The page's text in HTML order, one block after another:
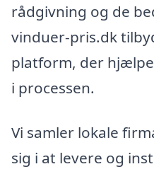
rådgivning og de
vinduer-pris.dk
platform, der
i processen.
Vi samler lokale
sig i at levere og